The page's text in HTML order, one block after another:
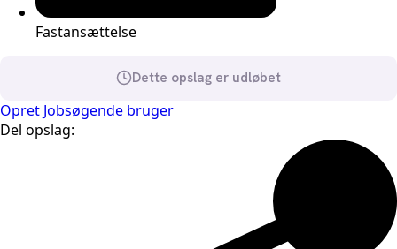
Fastansættelse
Dette opslag er udløbet
Opret Jobsøgende bruger
Del opslag: